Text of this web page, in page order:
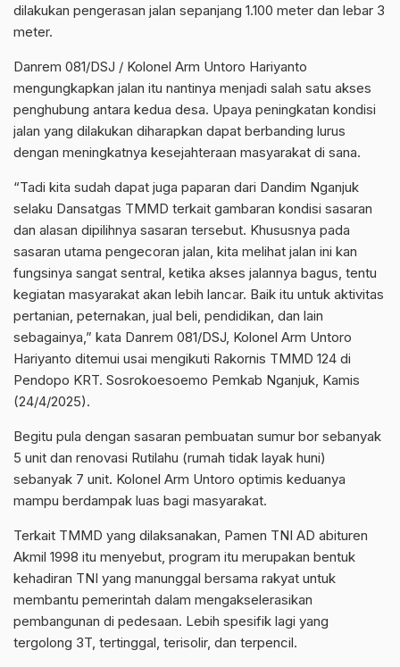
dilakukan pengerasan jalan sepanjang 1.100 meter dan lebar 3
meter.
Danrem 081/DSJ / Kolonel Arm Untoro Hariyanto
mengungkapkan jalan itu nantinya menjadi salah satu akses
penghubung antara kedua desa. Upaya peningkatan kondisi
jalan yang dilakukan diharapkan dapat berbanding lurus
dengan meningkatnya kesejahteraan masyarakat di sana.
“Tadi kita sudah dapat juga paparan dari Dandim Nganjuk
selaku Dansatgas TMMD terkait gambaran kondisi sasaran
dan alasan dipilihnya sasaran tersebut. Khususnya pada
sasaran utama pengecoran jalan, kita melihat jalan ini kan
fungsinya sangat sentral, ketika akses jalannya bagus, tentu
kegiatan masyarakat akan lebih lancar. Baik itu untuk aktivitas
pertanian, peternakan, jual beli, pendidikan, dan lain
sebagainya,” kata Danrem 081/DSJ, Kolonel Arm Untoro
Hariyanto ditemui usai mengikuti Rakornis TMMD 124 di
Pendopo KRT. Sosrokoesoemo Pemkab Nganjuk, Kamis
(24/4/2025).
Begitu pula dengan sasaran pembuatan sumur bor sebanyak
5 unit dan renovasi Rutilahu (rumah tidak layak huni)
sebanyak 7 unit. Kolonel Arm Untoro optimis keduanya
mampu berdampak luas bagi masyarakat.
Terkait TMMD yang dilaksanakan, Pamen TNI AD abituren
Akmil 1998 itu menyebut, program itu merupakan bentuk
kehadiran TNI yang manunggal bersama rakyat untuk
membantu pemerintah dalam mengakselerasikan
pembangunan di pedesaan. Lebih spesifik lagi yang
tergolong 3T, tertinggal, terisolir, dan terpencil.